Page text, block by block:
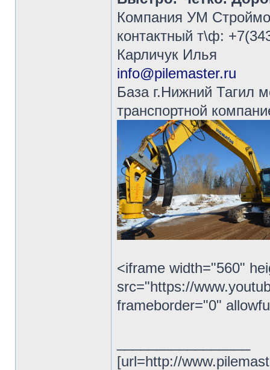
Компания УМ
контактный т\ф:
Карличук Илья
info@pilemaster.ru
База г.Нижний Тагил
транспортной
<iframe width="560"
src="https://
frameborder="0"
[url=http://